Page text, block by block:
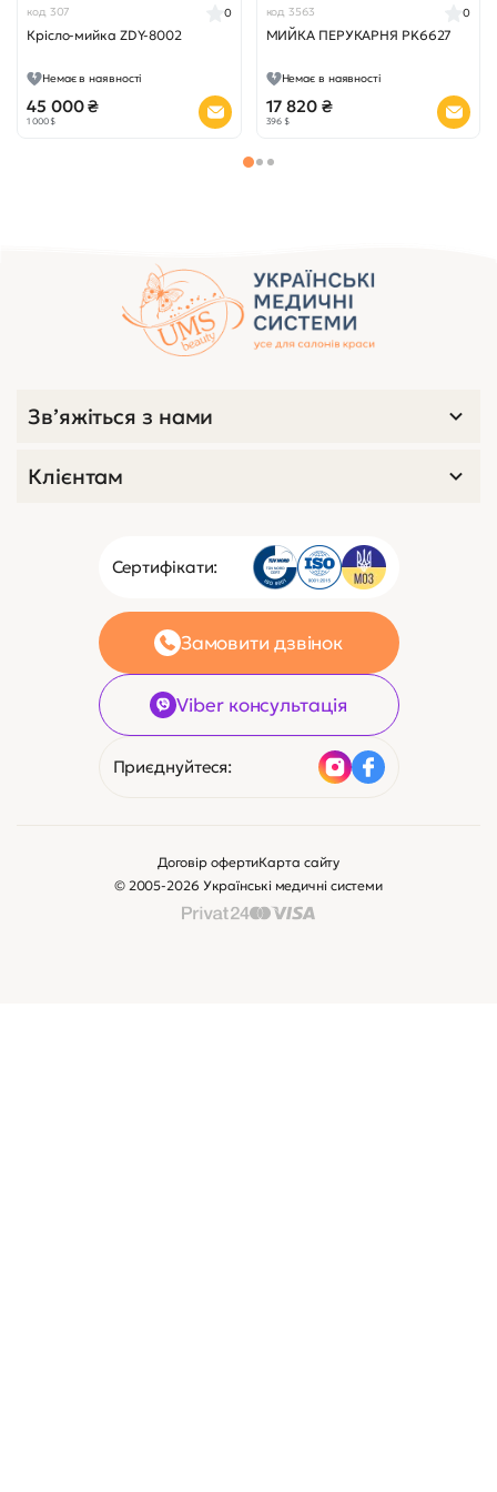
код 307
Крісло-мийка ZDY-8002
0
Немає в наявності
45 000 ₴
1 000 $
код 3563
МИЙКА ПЕРУКАРНЯ PK6627
0
Немає в наявності
17 820 ₴
396 $
Сертифікати:
Замовити дзвінок
Viber консультація
Приєднуйтеся:
Зв’яжіться з нами
Клієнтам
© 2005-2026 Українські медичні системи
Договір офертиКарта сайту